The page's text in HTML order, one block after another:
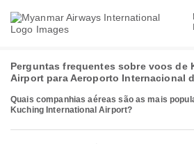
Perguntas frequentes sobre voos de
Airport para Aeroporto Internacional
Quais companhias aéreas são as mais
Kuching International Airport?